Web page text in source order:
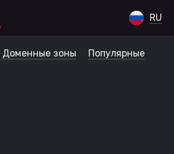
RU
Доменные зоны Популярные